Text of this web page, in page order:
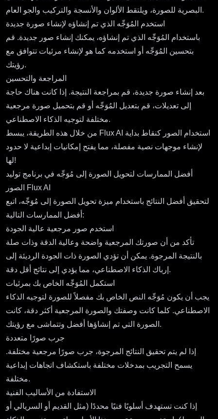
البصرية للصورة، ويلتقط الألوان والأنسجة والتركيب والجو العام.
استخدم المُوَجِّه الذي تم إنشاؤه لإنشاء صورة جديدة
باستخدام المُوَجِّه الذي تم إنشاؤه، يمكنك إنشاء صور جديدة. قم
بتحسين المُوَجِّه أو استخدمه كما هو لإنشاء مرئيات تتوافق مع
رؤيتك.
المراجعة والتحسين
بعد إنشاء صورة جديدة، قم بمراجعة النتيجة. إذا كانت هناك حاجة
إلى تعديلات، قم بتعديل المُوَجِّه أو قم بتحميل صورة مرجعية
مختلفة لتوجيه الذكاء الاصطناعي.
من خلال هذه الطريقة، يبسط Flux AI استخدام الصور كنقاط بداية
لإنشاء موجهات نصية مفصلة، مما يفتح إمكانيات إبداعية لا حدود
لها!
أفضل الممارسات لتحويل الصورة إلى مُوَجِّه في برنامج توليد
الصور Flux AI
لتحقيق أفضل النتائج باستخدام ميزة تحويل الصورة إلى مُوَجِّه، اتبع
أفضل الممارسات التالية:
استخدم صور مرجعية عالية الجودة
تأكد من أن صورتك المرجعية واضحة وعالية الدقة وذات صلة
بالنتيجة المرجوة. يمكن أن تؤدي الصورة ذات الجودة الرديئة إلى
إرباك الذكاء الاصطناعي، مما يؤدي إلى نتائج أقل دقة.
استكمل المُوَجِّه الخاص بك بمرئيات
يجب أن يكون مُوَجِّه النص الخاص بك مفصلاً للصورة لتوجيه الذكاء
الاصطناعي. كلما كانت وصفتك والصورة المرجعية أكثر دقة، كانت
الصورة التي تم إنشاؤها أفضل وتتماشى مع رؤيتك.
جرب صورًا متعددة
إذا لم يتم تحقيق النتائج المرجوة، جرب صورًا مرجعية مختلفة.
يسمح التجريب بمدخلات مختلفة باستكشاف اتجاهات إبداعية
مختلفة.
الاستفادة من الأساليب الفنية
إذا كنت تستهدف أسلوبًا فنيًا محددًا (مثل القديم أو السريالي أو